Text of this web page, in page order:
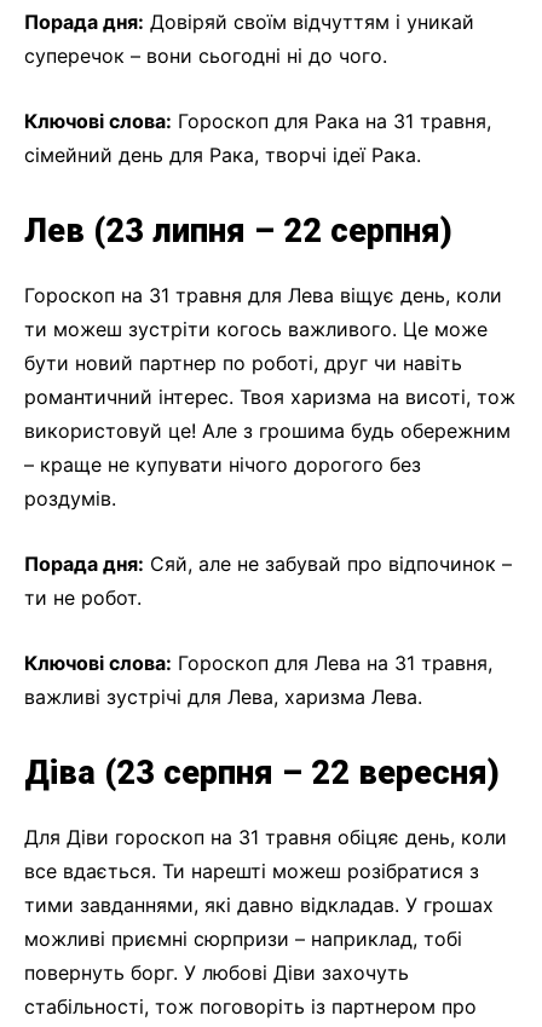
Порада дня: Довіряй своїм відчуттям і уникай
суперечок – вони сьогодні ні до чого.
Ключові слова: Гороскоп для Рака на 31 травня,
сімейний день для Рака, творчі ідеї Рака.
Лев (23 липня – 22 серпня)
Гороскоп на 31 травня для Лева віщує день, коли
ти можеш зустріти когось важливого. Це може
бути новий партнер по роботі, друг чи навіть
романтичний інтерес. Твоя харизма на висоті, тож
використовуй це! Але з грошима будь обережним
– краще не купувати нічого дорогого без
роздумів.
Порада дня: Сяй, але не забувай про відпочинок –
ти не робот.
Ключові слова: Гороскоп для Лева на 31 травня,
важливі зустрічі для Лева, харизма Лева.
Діва (23 серпня – 22 вересня)
Для Діви гороскоп на 31 травня обіцяє день, коли
все вдається. Ти нарешті можеш розібратися з
тими завданнями, які давно відкладав. У грошах
можливі приємні сюрпризи – наприклад, тобі
повернуть борг. У любові Діви захочуть
стабільності, тож поговоріть із партнером про